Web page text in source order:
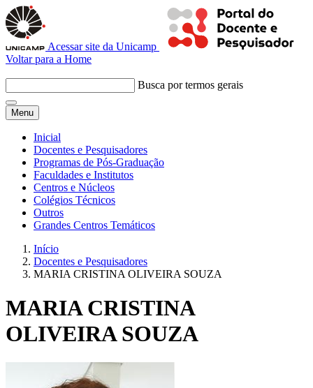
Acessar site da Unicamp
Voltar para a Home
Busca por termos gerais
Menu
Inicial
Docentes e Pesquisadores
Programas de Pós-Graduação
Faculdades e Institutos
Centros e Núcleos
Colégios Técnicos
Outros
Grandes Centros Temáticos
Início
Docentes e Pesquisadores
MARIA CRISTINA OLIVEIRA SOUZA
MARIA CRISTINA
OLIVEIRA SOUZA